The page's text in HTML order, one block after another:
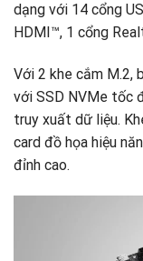
dạng với 14 cổng
HDMI™, 1 cổng
Với 2 khe cắm M.2,
với SSD NVMe tốc
truy xuất dữ liệu.
card đồ họa hiệu
đỉnh cao.